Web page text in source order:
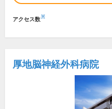
アクセス数※
厚地脳神経外科病院